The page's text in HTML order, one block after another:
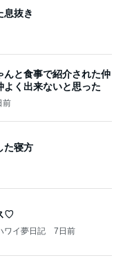
息抜き
んと食事で紹介された仲
く出来ないと思った
前
た寝方
♡
ワイ夢日記 7日前